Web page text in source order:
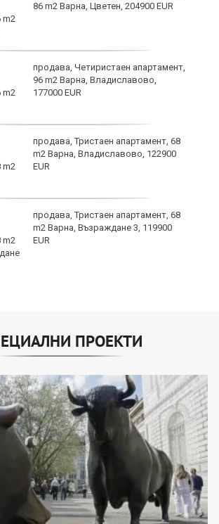
86 m2 Варна, Цветен, 204900 EUR
продава, Четиристаен апартамент,
96 m2 Варна, Владиславово,
177000 EUR
продава, Тристаен апартамент, 68
m2 Варна, Владиславово, 122900
EUR
продава, Тристаен апартамент, 68
m2 Варна, Възраждане 3, 119900
EUR
ПРОЕКТИ